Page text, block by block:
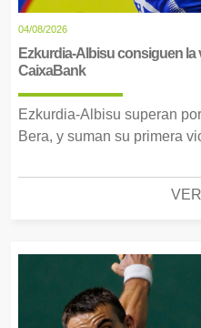
04/08/2026
Ezkurdia-Albisu consiguen la
CaixaBank
Ezkurdia-Albisu superan
Bera, y suman su primera